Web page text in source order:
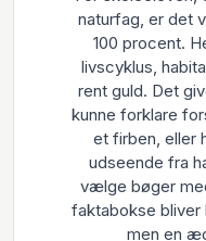
naturfag, er det
100 procent.
livscyklus,
rent guld. Det
kunne forklare
et firben, eller
udseende fra
vælge bøger
faktabokse bliver
men en